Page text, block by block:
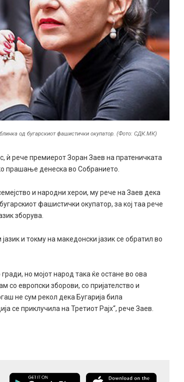
од бугарскиот фашистички окупатор. (Фото: СДК.МК)
ѝ рече премиерот Зоран Заев на пратеничката
прашање денеска во Собранието.
и народни херои, му рече на Заев дека
фашистички окупатор, за кој таа рече
зборува.
и токму на македонски јазик се обратил во
но мојот народ така ќе остане во ова
со европски зборови, со пријателство и
не сум рекол дека Бугарија била
се приклучила на Третиот Рајх“, рече Заев.